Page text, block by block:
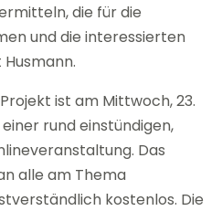
die für die
und die interessierten
ist am Mittwoch, 23.
rund einstündigen,
Das
alle am Thema
kostenlos. Die